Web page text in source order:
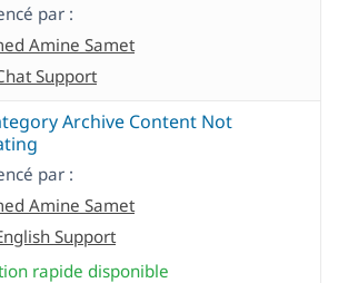
par :
Amine Samet
Support
Archive Content Not
par :
Amine Samet
Support
rapide disponible